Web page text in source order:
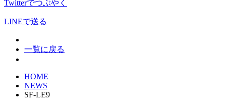
Twitterでつぶやく
LINEで送る
一覧に戻る
HOME
NEWS
SF-LE9